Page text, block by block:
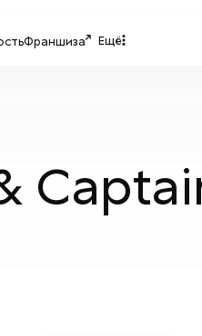
Франшиза Ещё